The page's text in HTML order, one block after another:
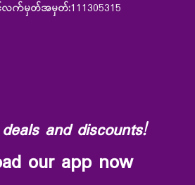
င်လက်မှတ်အမှတ်:111305315
and discounts!
our app now